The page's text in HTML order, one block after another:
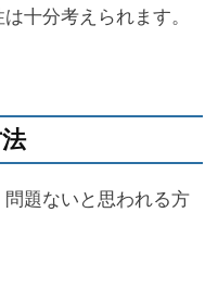
十分考えられます。
題ないと思われる方